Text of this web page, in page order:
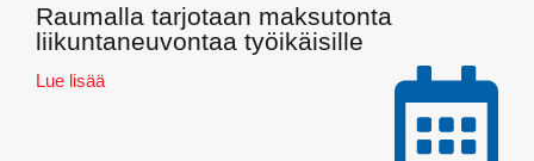
Raumalla tarjotaan maksutonta
liikuntaneuvontaa työikäisille
Lue lisää